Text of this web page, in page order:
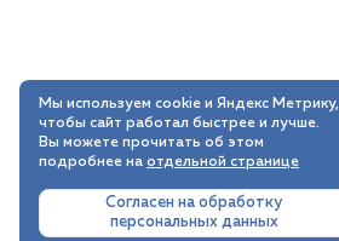
Мы используем cookie и Яндекс Метрику,
чтобы сайт работал быстрее и лучше.
Вы можете прочитать об этом
подробнее на отдельной странице
Согласен на обработку
персональных данных